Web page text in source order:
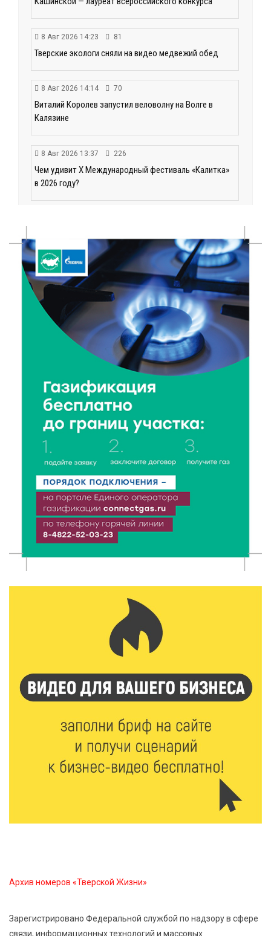
8 Авг 2026 14:23 81
Тверские экологи сняли на видео медвежий обед
8 Авг 2026 14:14 70
Виталий Королев запустил веловолну на Волге в
Калязине
8 Авг 2026 13:37 226
Чем удивит X Международный фестиваль «Калитка»
в 2026 году?
пассажиров по новым правилам
8 Авг 2026 12:12 109
Более 40 миллионов на металлургию получил бизнес
Твери
8 Авг 2026 11:37 264
От теории до практики: в детских лагерях Тверской
области проходят «Дни безопасности»
8 Авг 2026 10:37 189
Арбуз без риска: на что обратить внимание при
покупке — советы Роскачества
8 Авг 2026 10:21 141
Виталий Королев рассказал о доступном спорте
для жителей Верхневолжья
8 Авг 2026 09:18 175
«Эстафету чемпионов» провели на площади
В Нелидово открылся бассейн
В Тверской области провели Арбузный книжный
день
7 Авг 2026 23:02 330
В Тверской области стартовала четвертая смена:
инспекторы ГИБДД напомнили школьникам
правила безопасности в автобусах
7 Авг 2026 22:02 358
цифровом формате
Архив номеров «Тверской Жизни»
Зарегистрировано Федеральной службой по надзору в сфере
связи, информационных технологий и массовых